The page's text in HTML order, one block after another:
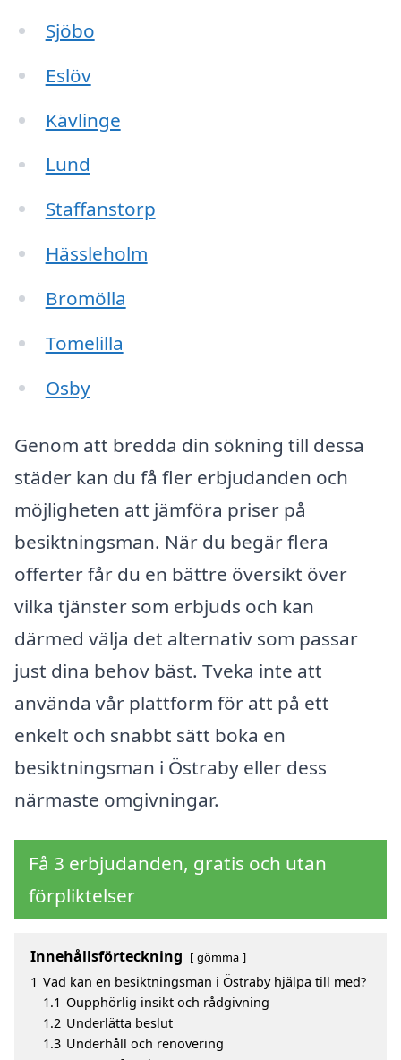
Sjöbo
Eslöv
Kävlinge
Lund
Staffanstorp
Hässleholm
Bromölla
Tomelilla
Osby
Genom att bredda din sökning till dessa
städer kan du få fler erbjudanden och
möjligheten att jämföra priser på
besiktningsman. När du begär flera
offerter får du en bättre översikt över
vilka tjänster som erbjuds och kan
därmed välja det alternativ som passar
just dina behov bäst. Tveka inte att
använda vår plattform för att på ett
enkelt och snabbt sätt boka en
besiktningsman i Östraby eller dess
närmaste omgivningar.
Få 3 erbjudanden, gratis och utan
förpliktelser
Innehållsförteckning gömma
1 Vad kan en besiktningsman i Östraby hjälpa till med?
1.1 Oupphörlig insikt och rådgivning
1.2 Underlätta beslut
1.3 Underhåll och renovering